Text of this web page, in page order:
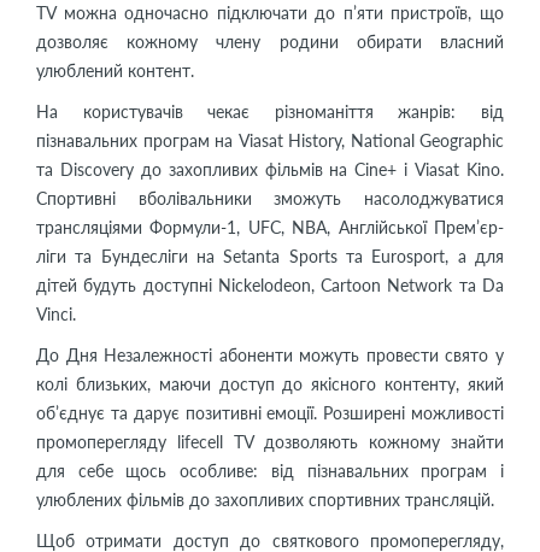
TV можна одночасно підключати до п’яти пристроїв, що
дозволяє кожному члену родини обирати власний
улюблений контент.
На користувачів чекає різноманіття жанрів: від
пізнавальних програм на Viasat History, National Geographic
та Discovery до захопливих фільмів на Cine+ і Viasat Kino.
Спортивні вболівальники зможуть насолоджуватися
трансляціями Формули-1, UFC, NBA, Англійської Прем’єр-
ліги та Бундесліги на Setanta Sports та Eurosport, а для
дітей будуть доступні Nickelodeon, Cartoon Network та Da
Vinci.
До Дня Незалежності абоненти можуть провести свято у
колі близьких, маючи доступ до якісного контенту, який
об’єднує та дарує позитивні емоції. Розширені можливості
промоперегляду lifecell TV дозволяють кожному знайти
для себе щось особливе: від пізнавальних програм і
улюблених фільмів до захопливих спортивних трансляцій.
Щоб отримати доступ до святкового промоперегляду,